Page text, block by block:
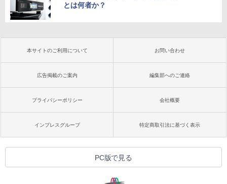
とは何者か？
本サイトのご利用について お問い合わせ
広告掲載のご案内 編集部へのご連絡
プライバシーポリシー 会社概要
インプレスグループ 特定商取引法に基づく表示
PC版で見る